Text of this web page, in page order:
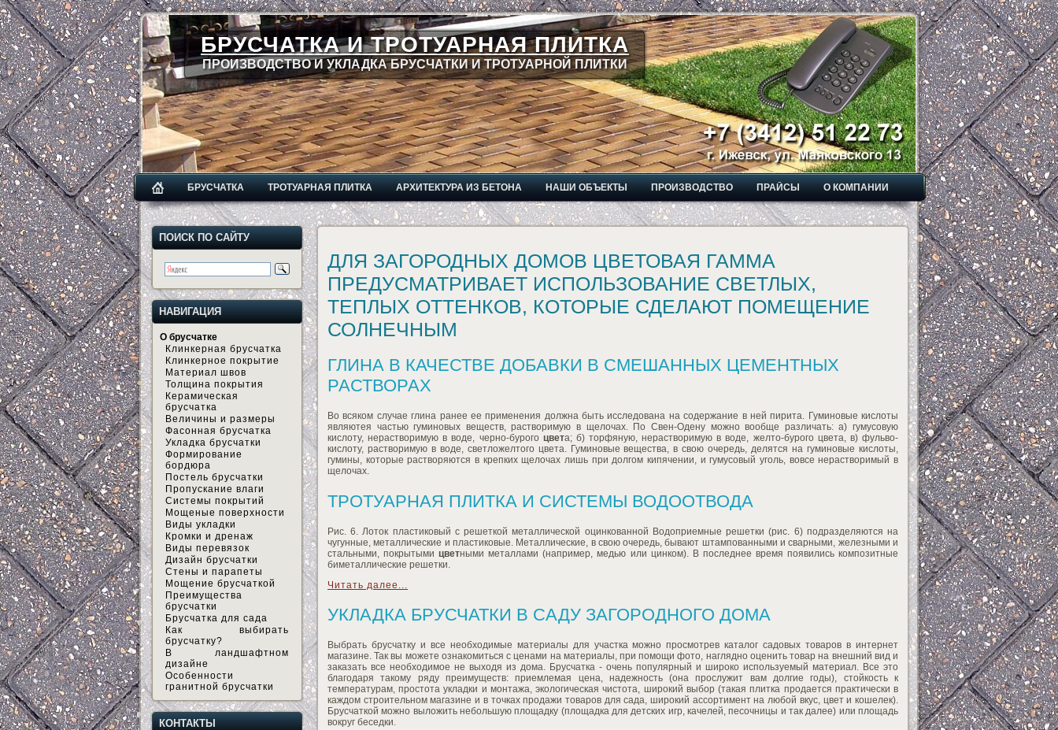
БРУСЧАТКА И ТРОТУАРНАЯ ПЛИТКА
ПРОИЗВОДСТВО И УКЛАДКА БРУСЧАТКИ И ТРОТУАРНОЙ ПЛИТКИ
БРУСЧАТКА ТРОТУАРНАЯ ПЛИТКА АРХИТЕКТУРА ИЗ БЕТОНА НАШИ ОБЪЕКТЫ ПРОИЗВОДСТВО ПРАЙСЫ О КОМПАНИИ
ПОИСК ПО САЙТУ
НАВИГАЦИЯ
О брусчатке
Клинкерная брусчатка
Клинкерное покрытие
Материал швов
Толщина покрытия
Керамическая
брусчатка
Величины и размеры
Фасонная брусчатка
Укладка брусчатки
Формирование
бордюра
Постель брусчатки
Пропускание влаги
Системы покрытий
Мощеные поверхности
Виды укладки
Кромки и дренаж
Виды перевязок
Дизайн брусчатки
Стены и парапеты
Мощение брусчаткой
Преимущества
брусчатки
Брусчатка для сада
Как выбирать
брусчатку?
В ландшафтном
дизайне
Особенности
гранитной брусчатки
КОНТАКТЫ
ДЛЯ ЗАГОРОДНЫХ ДОМОВ ЦВЕТОВАЯ ГАММА
ПРЕДУСМАТРИВАЕТ ИСПОЛЬЗОВАНИЕ СВЕТЛЫХ,
ТЕПЛЫХ ОТТЕНКОВ, КОТОРЫЕ СДЕЛАЮТ ПОМЕЩЕНИЕ
СОЛНЕЧНЫМ
ГЛИНА В КАЧЕСТВЕ ДОБАВКИ В СМЕШАННЫХ ЦЕМЕНТНЫХ
РАСТВОРАХ
Во всяком случае глина ранее ее применения должна быть исследована на содержание в ней пирита. Гуминовые кислоты
являютея частью гуминовых веществ, растворимую в щелочах. По Свен-Одену можно вообще различать: а) гумусовую
кислоту, нерастворимую в воде, черно-бурого цвета; б) торфяную, нерастворимую в воде, желто-бурого цвета, в) фульво-
кислоту, растворимую в воде, светложелтого цвета. Гуминовые вещества, в свою очередь, делятся на гуминовые кислоты,
гумины, которые растворяются в крепких щелочах лишь при долгом кипячении, и гумусовый уголь, вовсе нерастворимый в
щелочах.
ТРОТУАРНАЯ ПЛИТКА И СИСТЕМЫ ВОДООТВОДА
Рис. 6. Лоток пластиковый с решеткой металлической оцинкованной Водоприемные решетки (рис. 6) подразделяются на
чугунные, металлические и пластиковые. Металлические, в свою очередь, бывают штампованными и сварными, железными и
стальными, покрытымицветными металлами (например, медью или цинком). В последнее время появились композитные
биметаллические решетки.
Читать далее...
УКЛАДКА БРУСЧАТКИ В САДУ ЗАГОРОДНОГО ДОМА
Выбрать брусчатку и все необходимые материалы для участка можно просмотрев каталог садовых товаров в интернет
магазине. Так вы можете ознакомиться с ценами на материалы, при помощи фото, наглядно оценить товар на внешний вид и
заказать все необходимое не выходя из дома. Брусчатка - очень популярный и широко используемый материал. Все это
благодаря такому ряду преимуществ: приемлемая цена, надежность (она прослужит вам долгие годы), стойкость к
температурам, простота укладки и монтажа, экологическая чистота, широкий выбор (такая плитка продается практически в
каждом строительном магазине и в точках продажи товаров для сада, широкий ассортимент на любой вкус, цвет и кошелек).
Брусчаткой можно выложить небольшую площадку (площадка для детских игр, качелей, песочницы и так далее) или площадь
вокруг беседки.